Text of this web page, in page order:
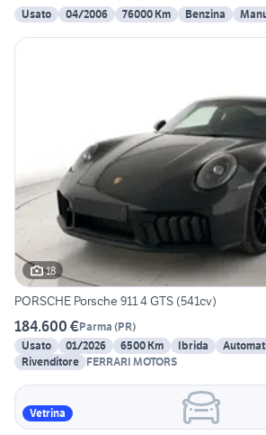
Usato
04/2006 76000 Km Benzina
18
PORSCHE Porsche 911 4 GTS (541cv)
184.600 €Parma (PR)
Usato
01/2026 6500 Km Ibrida
Rivenditore FERRARI MOTORS
Vetrina